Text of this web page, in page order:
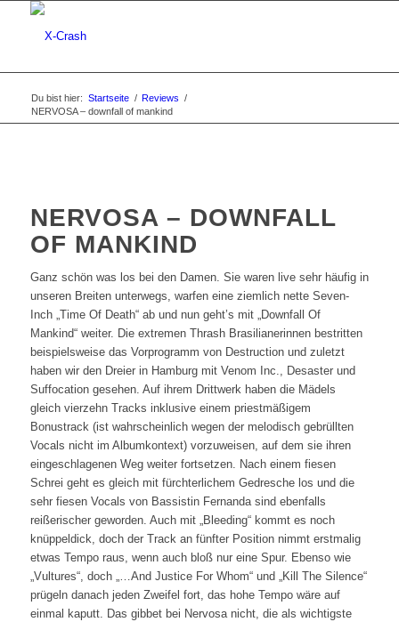
Du bist hier: Startseite / Reviews /
NERVOSA – downfall of mankind
NERVOSA – DOWNFALL
OF MANKIND
Ganz schön was los bei den Damen. Sie waren live sehr häufig in
unseren Breiten unterwegs, warfen eine ziemlich nette Seven-
Inch „Time Of Death“ ab und nun geht’s mit „Downfall Of
Mankind“ weiter. Die extremen Thrash Brasilianerinnen bestritten
beispielsweise das Vorprogramm von Destruction und zuletzt
haben wir den Dreier in Hamburg mit Venom Inc., Desaster und
Suffocation gesehen. Auf ihrem Drittwerk haben die Mädels
gleich vierzehn Tracks inklusive einem priestmäßigem
Bonustrack (ist wahrscheinlich wegen der melodisch gebrüllten
Vocals nicht im Albumkontext) vorzuweisen, auf dem sie ihren
eingeschlagenen Weg weiter fortsetzen. Nach einem fiesen
Schrei geht es gleich mit fürchterlichem Gedresche los und die
sehr fiesen Vocals von Bassistin Fernanda sind ebenfalls
reißerischer geworden. Auch mit „Bleeding“ kommt es noch
knüppeldick, doch der Track an fünfter Position nimmt erstmalig
etwas Tempo raus, wenn auch bloß nur eine Spur. Ebenso wie
„Vultures“, doch „…And Justice For Whom“ und „Kill The Silence“
prügeln danach jeden Zweifel fort, das hohe Tempo wäre auf
einmal kaputt. Das gibbet bei Nervosa nicht, die als wichtigste